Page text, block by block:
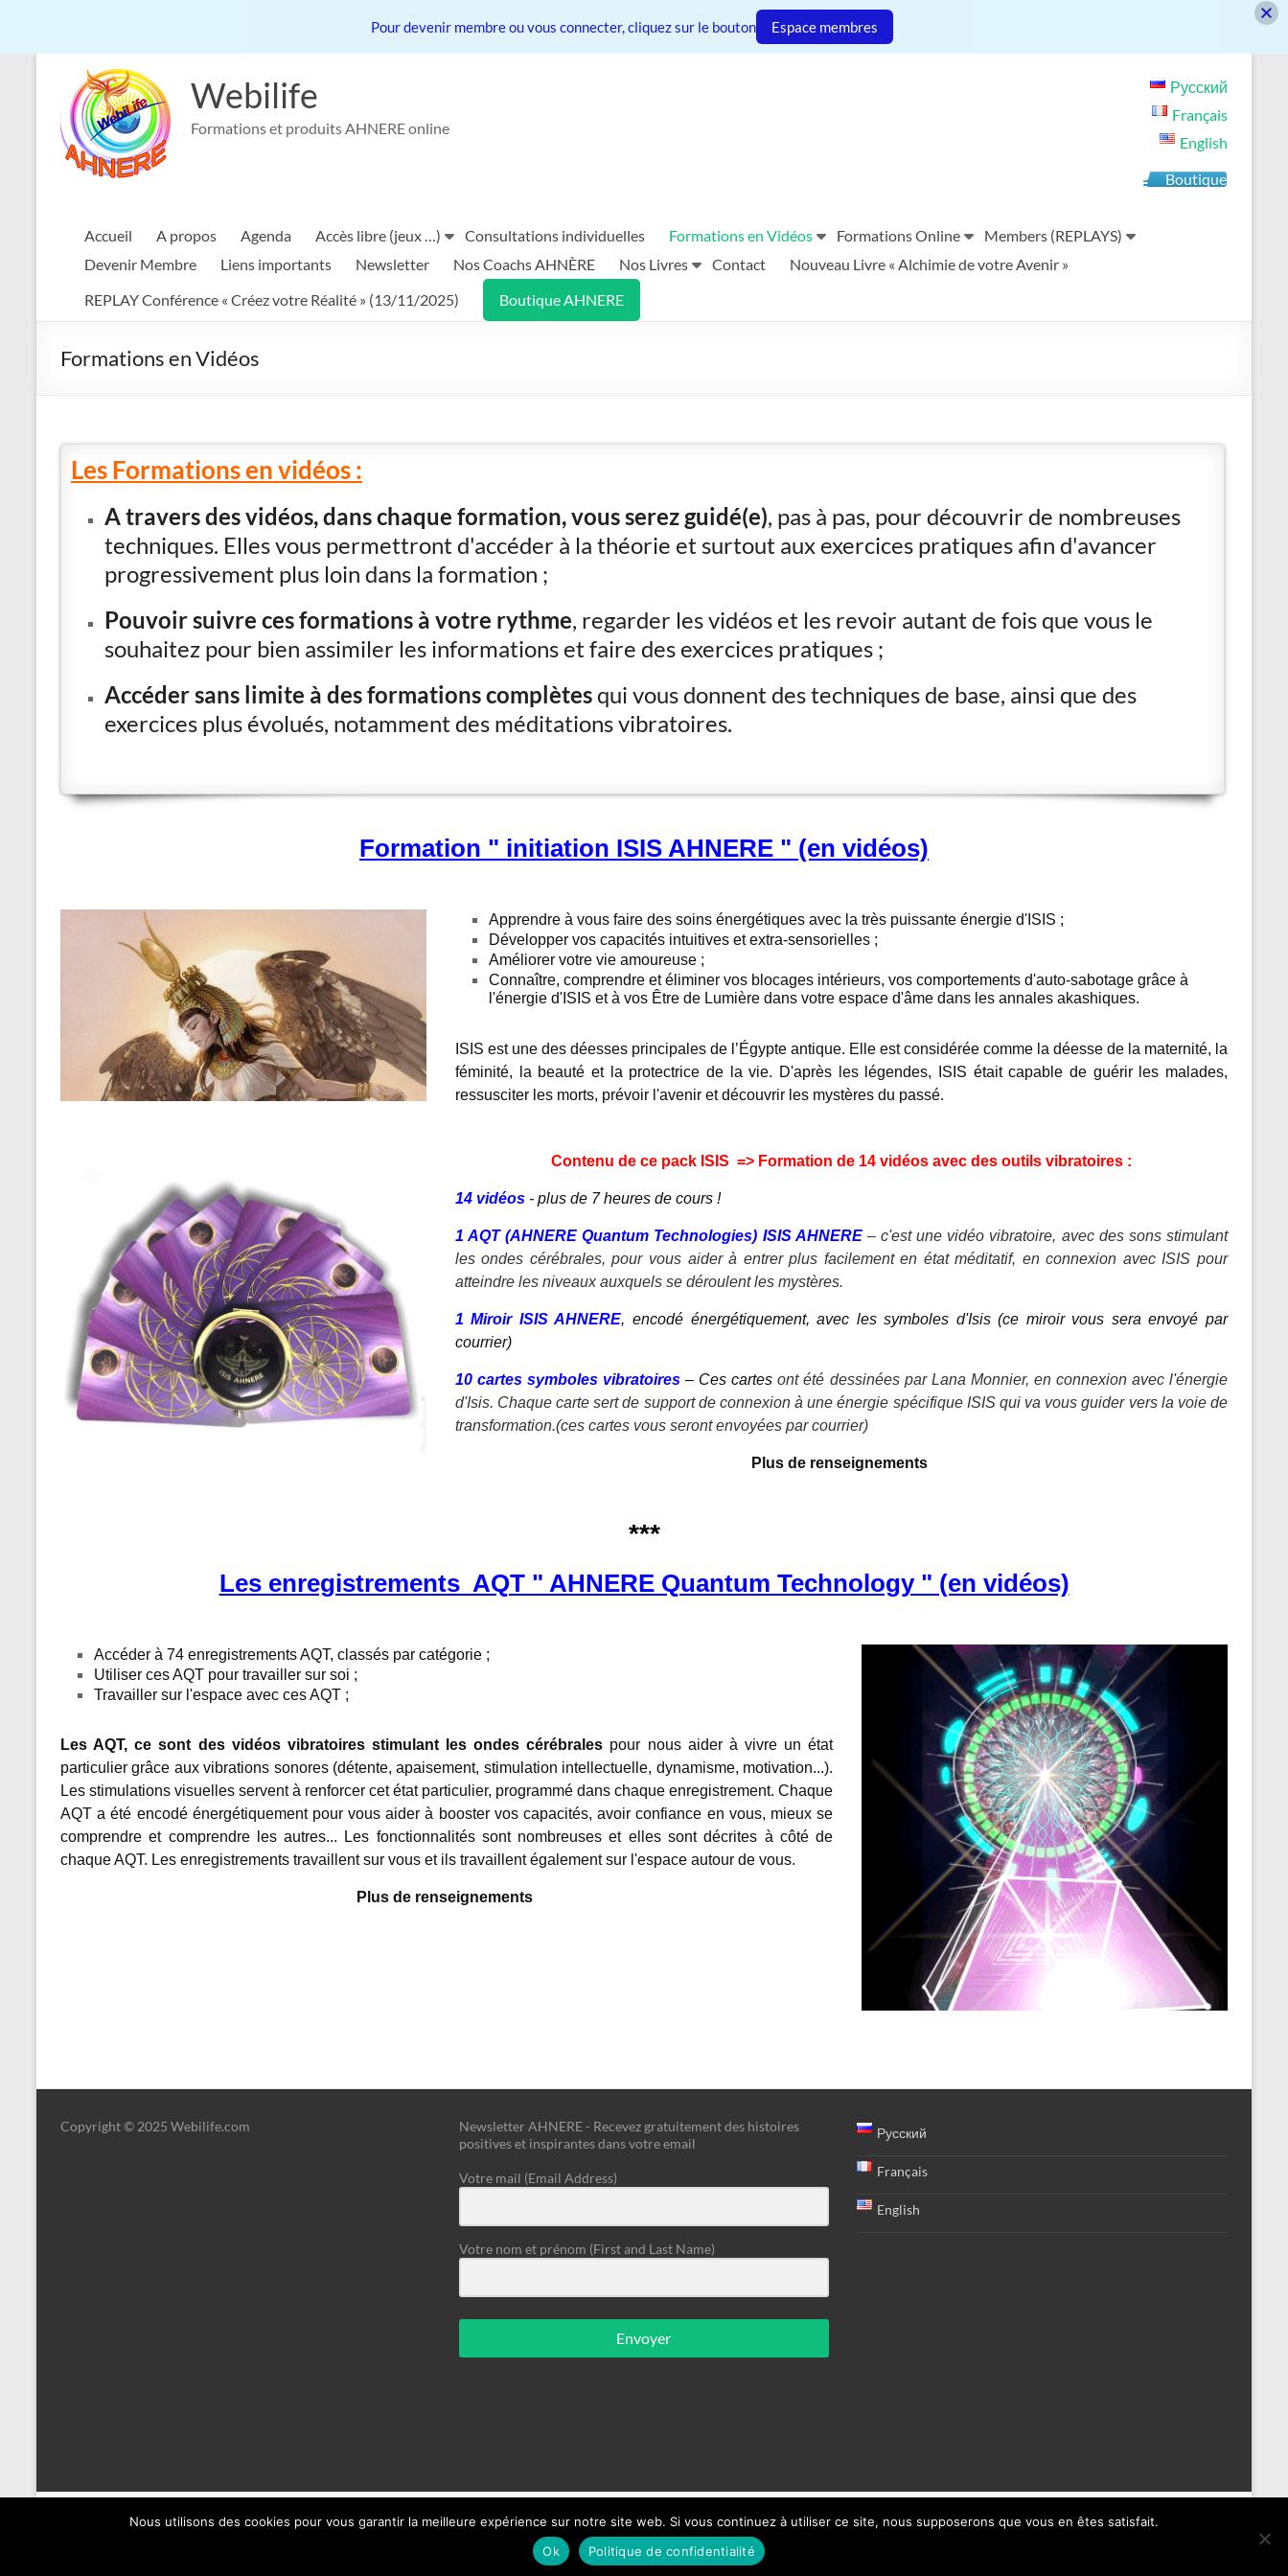
contenu
Webilife
Formations et produits AHNERE online
Русский
Français
English
Boutique
Accueil A propos Agenda Accès libre (jeux …) Consultations individuelles Formations en Vidéos Formations Online
Members (REPLAYS)
Devenir Membre
Liens importants Newsletter Nos Coachs AHNÈRE Nos Livres Contact
Nouveau Livre « Alchimie de votre Avenir »
REPLAY Conférence « Créez votre Réalité » (13/11/2025)
Boutique AHNERE
Formations en Vidéos
Les Formations en vidéos :
A travers des vidéos, dans chaque formation, vous serez guidé(e), pas à pas, pour découvrir de nombreuses
techniques. Elles vous permettront d'accéder à la théorie et surtout aux exercices pratiques afin d'avancer
progressivement plus loin dans la formation ;
Pouvoir suivre ces formations à votre rythme, regarder les vidéos et les revoir autant de fois que vous le
souhaitez pour bien assimiler les informations et faire des exercices pratiques ;
Accéder sans limite à des formations complètesqui vous donnent des techniques de base, ainsi que des
exercices plus évolués, notamment des méditations vibratoires.
Formation " initiation ISIS AHNERE " (en vidéos)
Apprendre à vous faire des soins énergétiques avec la très puissante énergie d'ISIS ;
Développer vos capacités intuitives et extra-sensorielles ;
Améliorer votre vie amoureuse ;
Connaître, comprendre et éliminer vos blocages intérieurs, vos comportements d'auto-sabotage grâce à
l'énergie d'ISIS et à vos Être de Lumière dans votre espace d'âme dans les annales akashiques.
ISIS est une des déesses principales de l’Égypte antique. Elle est considérée comme la déesse de la maternité, la
féminité, la beauté et la protectrice de la vie. D'après les légendes, ISIS était capable de guérir les malades,
ressusciter les morts, prévoir l'avenir et découvrir les mystères du passé.
Contenu de ce pack ISIS => Formation de 14 vidéos avec des outils vibratoires :
14 vidéos- plus de 7 heures de cours !
1 AQT (AHNERE Quantum Technologies) ISIS AHNERE– c'est une vidéo vibratoire, avec des sons stimulant
les ondes cérébrales, pour vous aider à entrer plus facilement en état méditatif, en connexion avec ISIS pour
atteindre les niveaux auxquels se déroulent les mystères.
1 Miroir ISIS AHNERE, encodé énergétiquement, avec les symboles d'Isis (ce miroir vous sera envoyé par
courrier)
10 cartes symboles vibratoires – Ces cartesont été dessinées par Lana Monnier, en connexion avec l'énergie
d'Isis. Chaque carte sert de support de connexion à une énergie spécifique ISIS qui va vous guider vers la voie de
transformation.(ces cartes vous seront envoyées par courrier)
Plus de renseignements
***
Les enregistrements AQT " AHNERE Quantum Technology " (en vidéos)
Accéder à 74 enregistrements AQT, classés par catégorie ;
Utiliser ces AQT pour travailler sur soi ;
Travailler sur l'espace avec ces AQT ;
Les AQT, ce sont des vidéos vibratoires stimulant les ondes cérébrales pour nous aider à vivre un état
particulier grâce aux vibrations sonores (détente, apaisement, stimulation intellectuelle, dynamisme, motivation...).
Les stimulations visuelles servent à renforcer cet état particulier, programmé dans chaque enregistrement. Chaque
AQT a été encodé énergétiquement pour vous aider à booster vos capacités, avoir confiance en vous, mieux se
comprendre et comprendre les autres... Les fonctionnalités sont nombreuses et elles sont décrites à côté de
chaque AQT. Les enregistrements travaillent sur vous et ils travaillent également sur l'espace autour de vous.
Plus de renseignements
Copyright © 2025 Webilife.com
Newsletter AHNERE - Recevez gratuitement des histoires
positives et inspirantes dans votre email
Votre mail (Email Address)
Votre nom et prénom (First and Last Name)
Envoyer
Русский
Français
English
Pour devenir membre ou vous connecter, cliquez sur le bouton Espace membres
Nous utilisons des cookies pour vous garantir la meilleure expérience sur notre site web. Si vous continuez à utiliser ce site, nous supposerons que vous en êtes satisfait.
Ok
Politique de confidentialité